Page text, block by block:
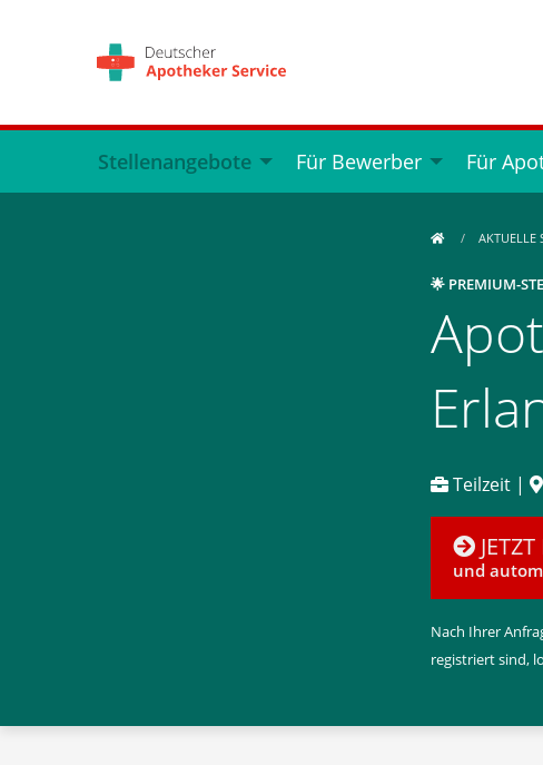
Stellenangebote Für Bewerber Für
AKTUELLE
🌟 PREMIUM-
Teilzeit |
und
Nach Ihrer
registriert sind,